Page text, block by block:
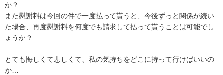
か？
また慰謝料は今回の件で一度払って貰うと、今後ずっと関係が続い
た場合、再度慰謝料を何度でも請求して払って貰うことは可能でし
ょうか？
とても悔しくて悲しくて、私の気持ちをどこに持って行けばいいの
か…